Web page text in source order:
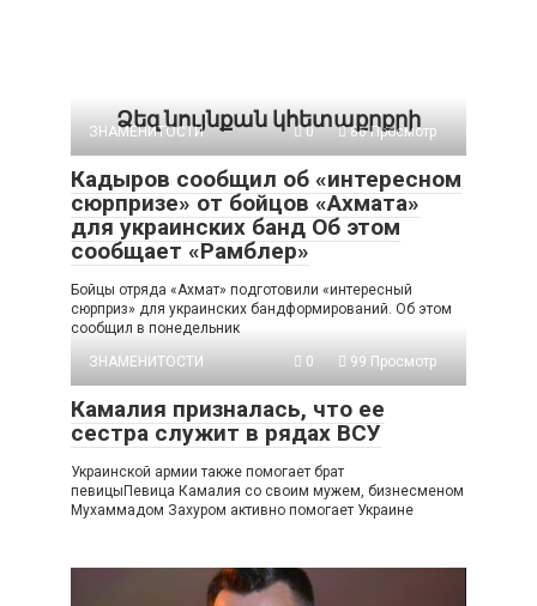
Ձեզ նույնքան կհետաքրքրի
ЗНАМЕНИТОСТИ 0 86 Просмотр
Кадыров сообщил об «интересном
сюрпризе» от бойцов «Ахмата»
для украинских банд Об этом
сообщает «Рамблер»
Бойцы отряда «Ахмат» подготовили «интересный
сюрприз» для украинских бандформирований. Об этом
сообщил в понедельник
ЗНАМЕНИТОСТИ
0 99 Просмотр
Камалия призналась, что ее
сестра служит в рядах ВСУ
Украинской армии также помогает брат
певицыПевица Камалия со своим мужем, бизнесменом
Мухаммадом Захуром активно помогает Украине